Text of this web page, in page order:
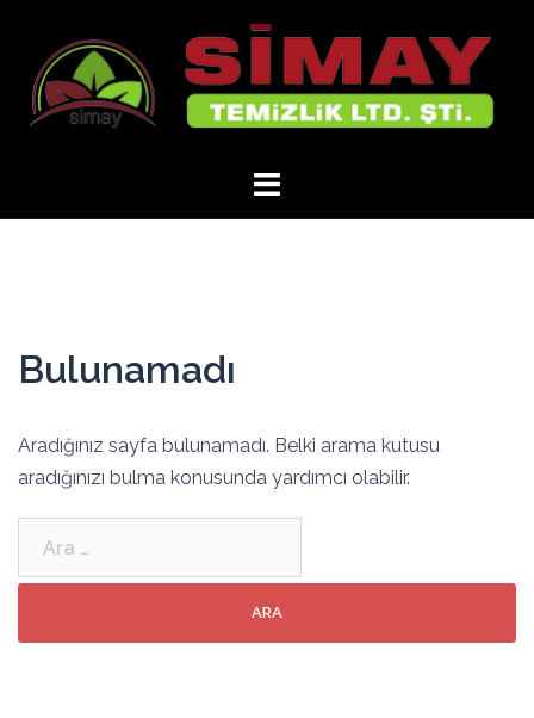
Bulunamadı
Aradığınız sayfa bulunamadı. Belki arama kutusu
aradığınızı bulma konusunda yardımcı olabilir.